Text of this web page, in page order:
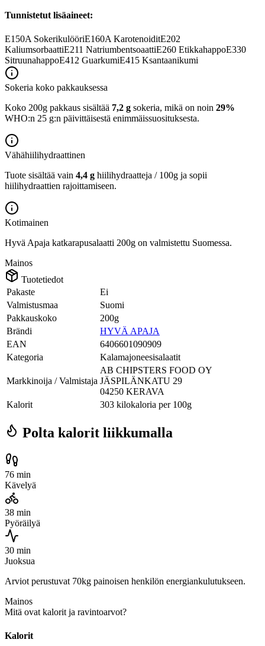
Tunnistetut lisäaineet:
E150A SokerikulööriE160A KarotenoiditE202
KaliumsorbaattiE211 NatriumbentsoaattiE260 EtikkahappoE330
SitruunahappoE412 GuarkumiE415 Ksantaanikumi
Sokeria koko pakkauksessa
Koko 200g pakkaus sisältää 7,2 g sokeria, mikä on noin 29%
WHO:n 25 g:n päivittäisestä enimmäissuosituksesta.
Vähähiilihydraattinen
Tuote sisältää vain 4,4 g hiilihydraatteja / 100g ja sopii
hiilihydraattien rajoittamiseen.
Kotimainen
Hyvä Apaja katkarapusalaatti 200g on valmistettu Suomessa.
Mainos
Tuotetiedot
Pakaste
Ei
Valmistusmaa
Suomi
Pakkauskoko
200g
Brändi
HYVÄ APAJA
EAN
6406601090909
Kategoria
Kalamajoneesisalaatit
Markkinoija / Valmistaja
AB CHIPSTERS FOOD OY
JÄSPILÄNKATU 29
04250 KERAVA
Kalorit
303 kilokaloria per 100g
Polta kalorit liikkumalla
76 min
Kävelyä
38 min
Pyöräilyä
30 min
Juoksua
Arviot perustuvat 70kg painoisen henkilön energiankulutukseen.
Mainos
Mitä ovat kalorit ja ravintoarvot?
Kalorit